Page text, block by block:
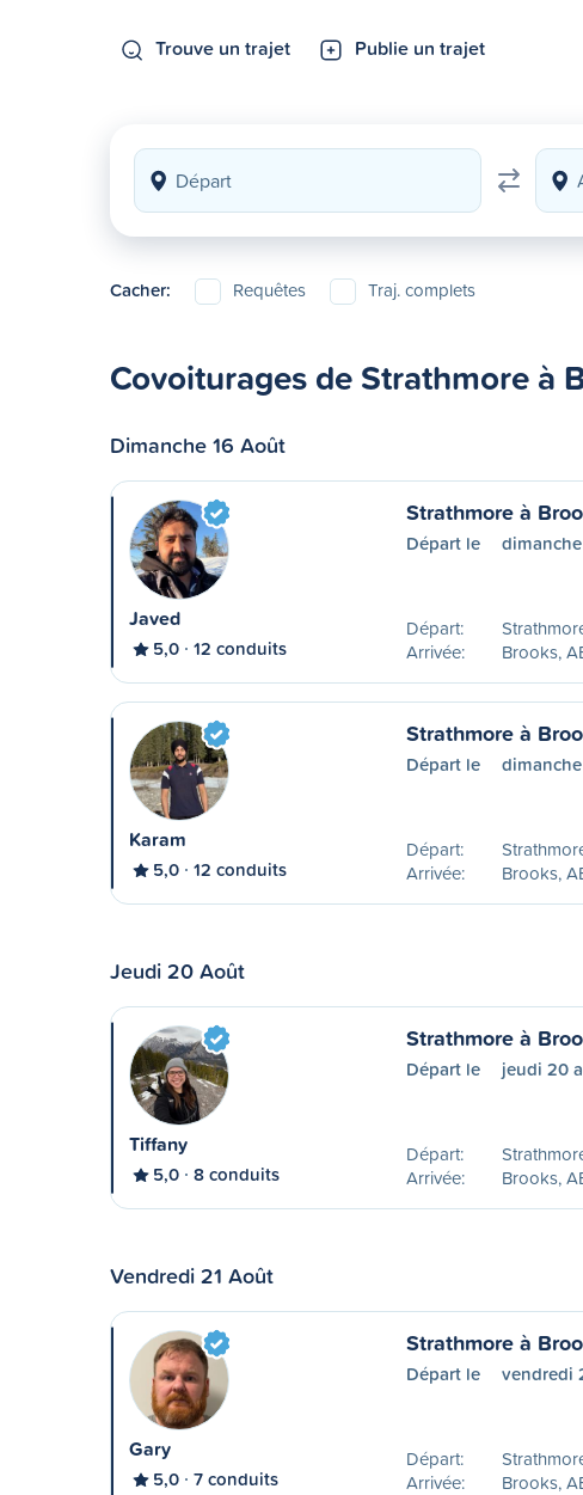
Trouve un trajet Publie un trajet
Cacher: Requêtes Traj. complets
Covoiturages de Strathmore à
Dimanche 16 Août
Javed
5,0 12 conduits
Strathmore à
Départ le
Départ:
Arrivée:
Brooks,
Karam
5,0 12 conduits
Strathmore à
Départ le
Départ:
Arrivée:
Brooks,
Jeudi 20 Août
Tiffany
5,0 8 conduits
Strathmore à
Départ le jeudi 20
Départ:
Arrivée:
Brooks,
Vendredi 21 Août
Gary
5,0 7 conduits
Strathmore à
Départ le vendredi
Départ:
Arrivée:
Brooks,